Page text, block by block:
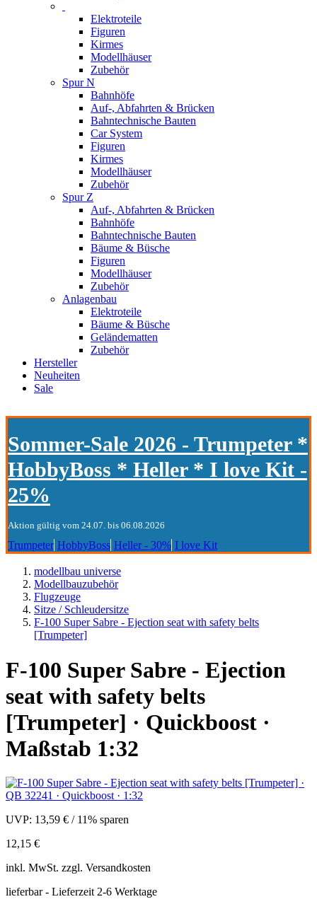
Elektroteile
Figuren
Kirmes
Modellhäuser
Zubehör
Spur N
Bahnhöfe
Auf-, Abfahrten & Brücken
Bahntechnische Bauten
Car System
Figuren
Kirmes
Modellhäuser
Zubehör
Spur Z
Auf-, Abfahrten & Brücken
Bahnhöfe
Bahntechnische Bauten
Bäume & Büsche
Figuren
Modellhäuser
Zubehör
Anlagenbau
Elektroteile
Bäume & Büsche
Geländematten
Zubehör
Hersteller
Neuheiten
Sale
Sommer-Sale 2026 - Trumpeter *
HobbyBoss * Heller * I love Kit -
25%
Aktion gültig vom 24.07. bis 06.08.2026
Trumpeter HobbyBoss Heller - 30% I love Kit
modellbau universe
Modellbauzubehör
Flugzeuge
Sitze / Schleudersitze
F-100 Super Sabre - Ejection seat with safety belts
[Trumpeter]
F-100 Super Sabre - Ejection
seat with safety belts
[Trumpeter] · Quickboost ·
Maßstab 1:32
UVP: 13,59 € / 11% sparen
12,15 €
inkl. MwSt. zzgl. Versandkosten
lieferbar - Lieferzeit 2-6 Werktage